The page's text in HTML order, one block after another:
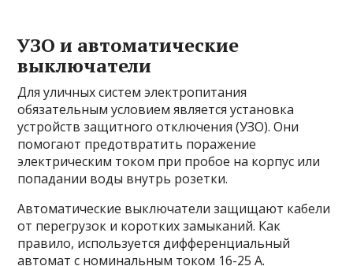
УЗО и автоматические
выключатели
Для уличных систем электропитания
обязательным условием является установка
устройств защитного отключения (УЗО). Они
помогают предотвратить поражение
электрическим током при пробое на корпус или
попадании воды внутрь розетки.
Автоматические выключатели защищают кабели
от перегрузок и коротких замыканий. Как
правило, используется дифференциальный
автомат с номинальным током 16-25 А.